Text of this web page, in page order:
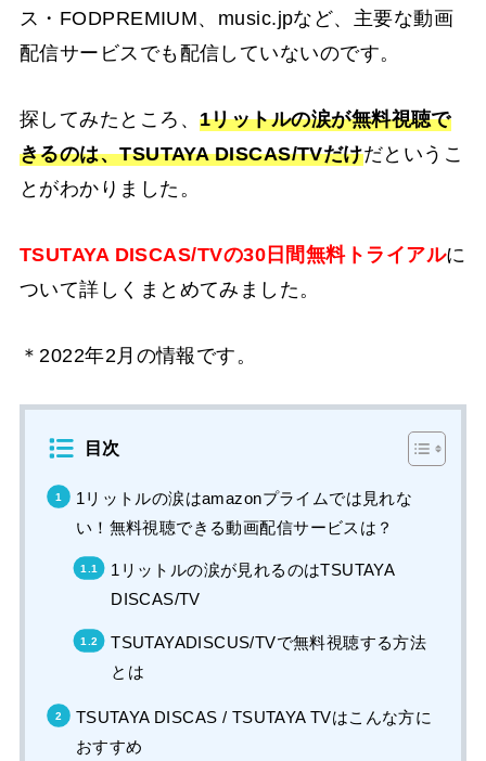
ス・FODPREMIUM、music.jpなど、主要な動画
配信サービスでも配信していないのです。
探してみたところ、 1リットルの涙が無料視聴で
きるのは、TSUTAYA DISCAS/TVだけだというこ
とがわかりました。
TSUTAYA DISCAS/TVの30日間無料トライアルに
ついて詳しくまとめてみました。
＊2022年2月の情報です。
目次
1リットルの涙はamazonプライムでは見れな
い！無料視聴できる動画配信サービスは？
1リットルの涙が見れるのはTSUTAYA
DISCAS/TV
TSUTAYADISCUS/TVで無料視聴する方法
とは
TSUTAYA DISCAS / TSUTAYA TVはこんな方に
おすすめ